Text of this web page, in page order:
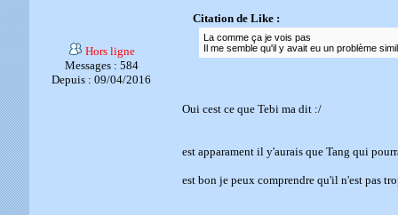
Hors ligne
Messages : 584
Depuis : 09/04/2016
Citation de Like :
La comme ça je vois pas
Il me semble qu'il y avait eu un problème
Oui cest ce que Tebi ma dit :/
est apparament il y'aurais que Tang qui
est bon je peux comprendre qu'il n'est pas